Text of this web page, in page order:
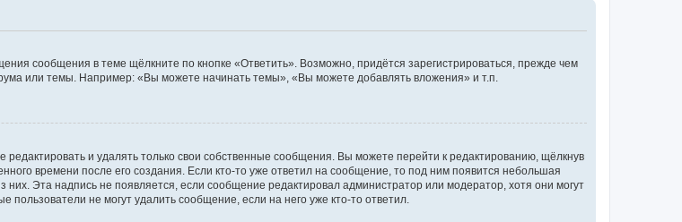
сообщения в теме щёлкните по кнопке «Ответить». Возможно, придётся зарегистрироваться, прежде чем
или темы. Например: «Вы можете начинать темы», «Вы можете добавлять вложения» и т.п.
и удалять только свои собственные сообщения. Вы можете перейти к редактированию, щёлкнув
времени после его создания. Если кто-то уже ответил на сообщение, то под ним появится небольшая
них. Эта надпись не появляется, если сообщение редактировал администратор или модератор, хотя они могут
не могут удалить сообщение, если на него уже кто-то ответил.